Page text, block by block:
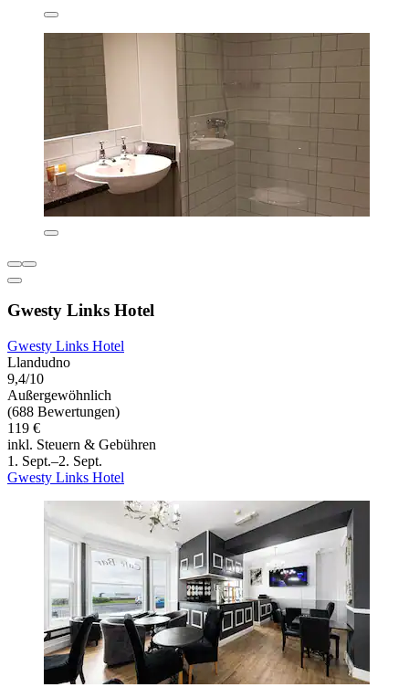
Gwesty Links Hotel
Gwesty Links Hotel
Llandudno
9,4/10
Außergewöhnlich
(688 Bewertungen)
119 €
inkl. Steuern & Gebühren
1. Sept.–2. Sept.
Gwesty Links Hotel